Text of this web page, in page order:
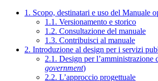
1. Scopo, destinatari e uso del Manuale
1.1. Versionamento e storico
1.2. Consultazione del manuale
1.3. Contribuisci al manuale
2. Introduzione al design per i servizi
2.1. Design per l’amministrazione
government)
2.2. L’approccio progettuale